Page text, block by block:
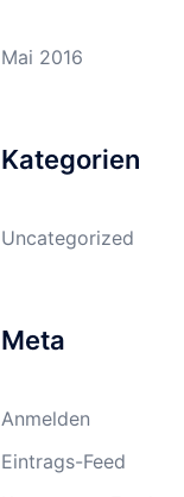
Mai 2016
Kategorien
Uncategorized
Meta
Anmelden
Eintrags-Feed